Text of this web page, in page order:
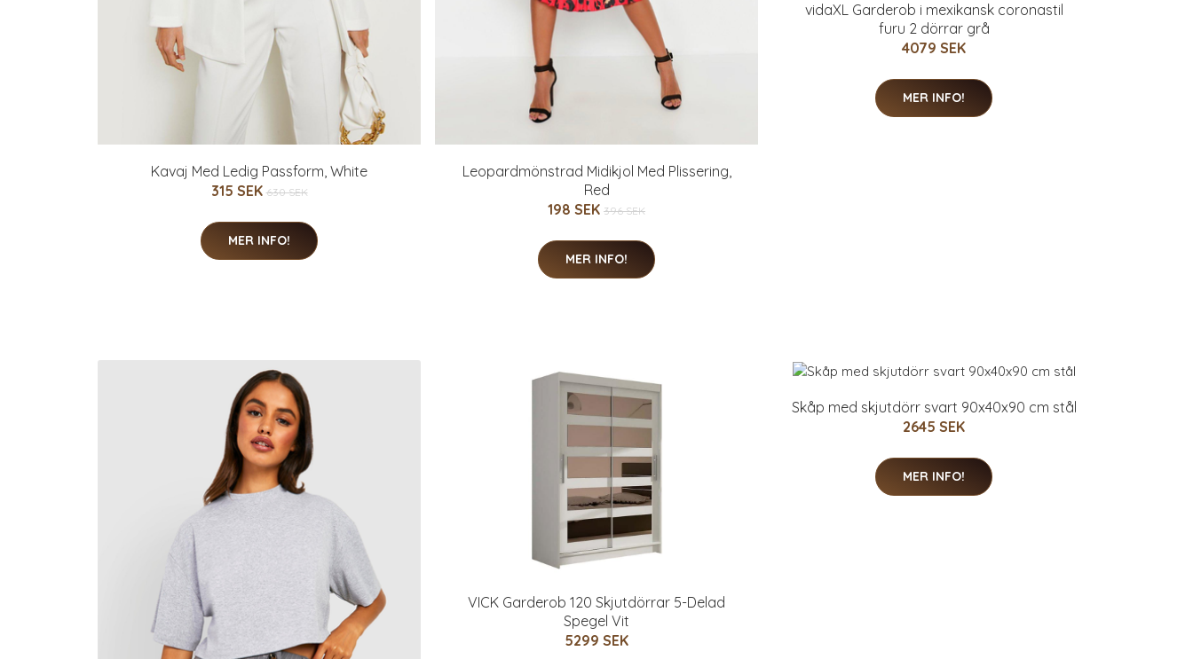
Kavaj Med Ledig Passform, White
315 SEK 630 SEK
MER INFO!
Leopardmönstrad Midikjol Med Plissering,
Red
198 SEK 396 SEK
MER INFO!
vidaXL Garderob i mexikansk coronastil
furu 2 dörrar grå
4079 SEK
MER INFO!
VICK Garderob 120 Skjutdörrar 5-Delad
Spegel Vit
5299 SEK
Skåp med skjutdörr svart 90x40x90 cm stål
2645 SEK
MER INFO!